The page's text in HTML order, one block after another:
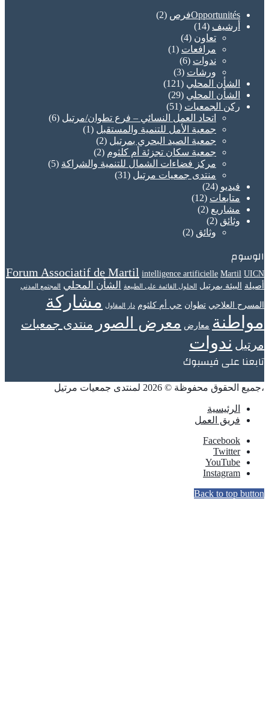
Opportunitésفرص
(2)
أرشيف (14)
تعاون (4)
مرافعات (1)
ندوات (6)
ورشات (3)
الشأن المحلي (121)
الشأن المحلي (29)
ركن الجمعيات (51)
اتحاد العمل النسائي – فرع تطوان/مرتيل (6)
جمعية الأمل للتنمية والمستقبل (1)
جمعية الصيد البحري بمرتيل (2)
جمعية سكان تجزئة أم كلثوم (2)
مركز فضاءات الشمال للتنمية والشراكة (5)
منتدى جمعيات مرتيل (31)
فيديو (24)
متابعات (12)
مشاريع (2)
وثائق (2)
وثائق (2)
الوسوم
Forum Associatif de Martil intelligence artificielle Martil UICN
أصيلة البيئة بمرتيل الحلول القائمة على الطبيعة الشأن المحلي المجتمع المدني
المسرح العلاجي تطوان حي أم كلثوم دار المقاول
مشاركة
مواطنة معارض معرض الصور
منتدى جمعيات
مرتيل ندوات
تابعنا على فيسبوك
،جميع الحقوق محفوظة © 2026 لمنتدى جمعيات مرتيل
الرئيسية
فريق العمل
Facebook
Twitter
YouTube
Instagram
Back to top button